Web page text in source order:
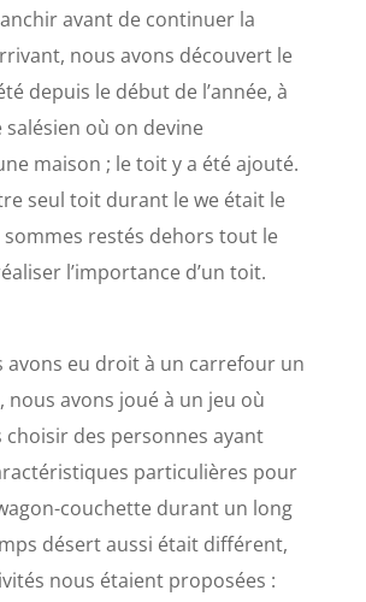
avant de continuer la
nous avons découvert le
depuis le début de l’année, à
salésien où on devine
maison ; le toit y a été ajouté.
seul toit durant le we était le
sommes restés dehors tout le
l’importance d’un toit.
avons eu droit à un carrefour un
nous avons joué à un jeu où
choisir des personnes ayant
particulières pour
couchette durant un long
désert aussi était différent,
nous étaient proposées :